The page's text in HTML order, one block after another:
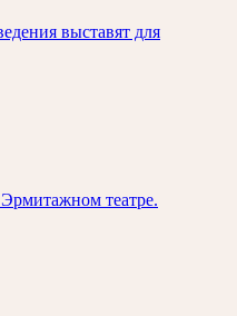
выставят для
театре.